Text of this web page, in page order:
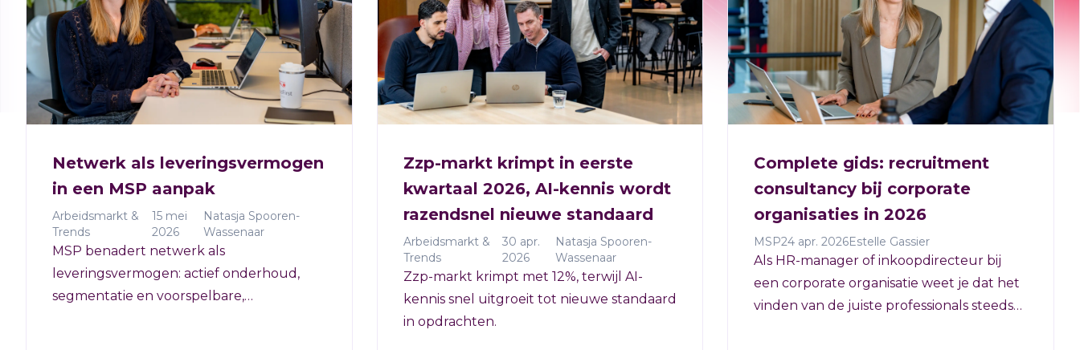
Netwerk als leveringsvermogen
in een MSP aanpak
Arbeidsmarkt &
Trends
15 mei
2026
Natasja Spooren-
Wassenaar
MSP benadert netwerk als
leveringsvermogen: actief onderhoud,
segmentatie en voorspelbare,
Zzp-markt krimpt in eerste
kwartaal 2026, AI-kennis wordt
razendsnel nieuwe standaard
Arbeidsmarkt &
Trends
30 apr.
2026
Natasja Spooren-
Wassenaar
Zzp-markt krimpt met 12%, terwijl AI-
kennis snel uitgroeit tot nieuwe standaard
in opdrachten.
Complete gids: recruitment
consultancy bij corporate
organisaties in 2026
MSP24 apr. 2026Estelle Gassier
Als HR-manager of inkoopdirecteur bij
een corporate organisatie weet je dat het
vinden van de juiste professionals steeds